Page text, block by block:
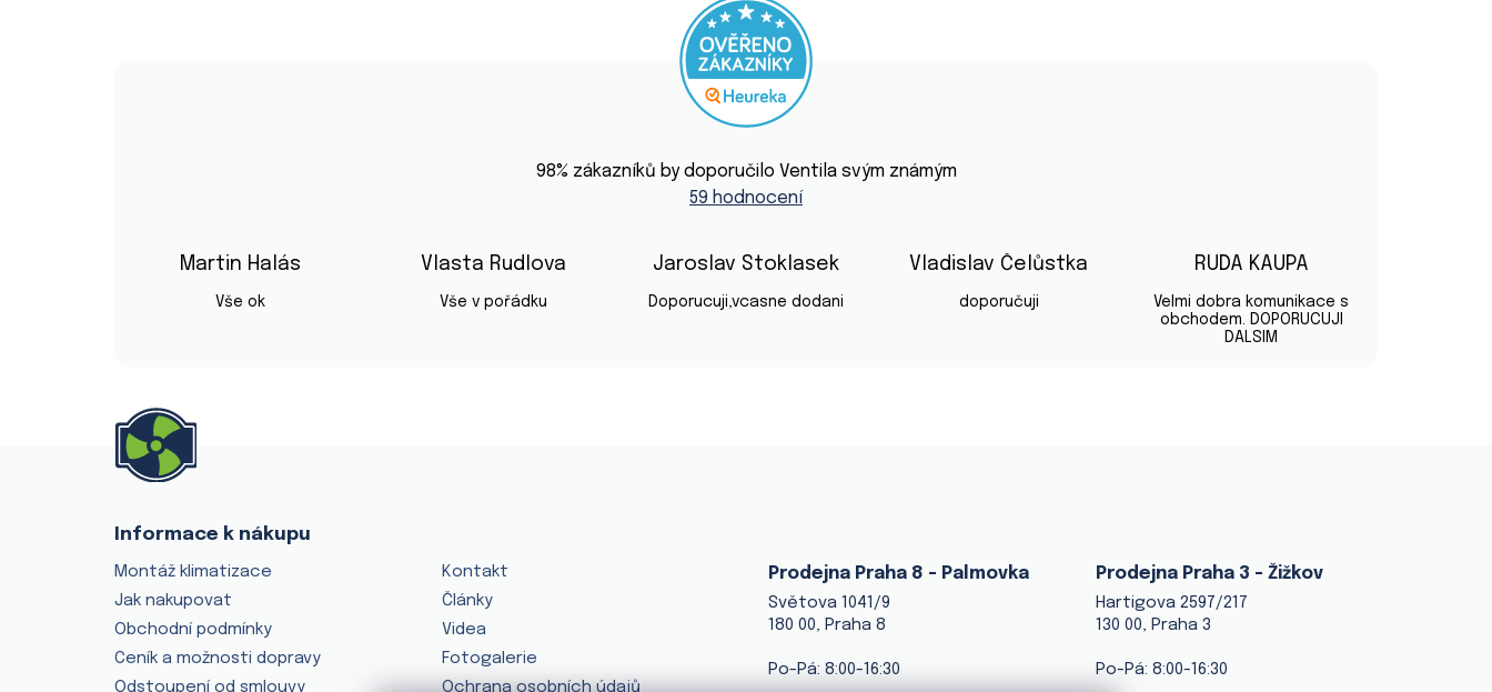
hodnocení
obchodu
je
5
hvězdiček.
98% zákazníků by doporučilo Ventila svým známým
59 hodnocení
Martin Halás
Vše ok
Vlasta Rudlova
Vše v pořádku
Jaroslav Stoklasek
Doporucuji,vcasne dodani
Vladislav Čelůstka
doporučuji
RUDA KAUPA
Velmi dobra komunikace s
obchodem. DOPORUCUJI
DALSIM
Informace k nákupu
Montáž klimatizace
Jak nakupovat
Obchodní podmínky
Ceník a možnosti dopravy
Odstoupení od smlouvy
Kontakt
Články
Videa
Fotogalerie
Ochrana osobních údajů
Prodejna Praha 8 - Palmovka
Světova 1041/9
180 00, Praha 8
Po-Pá: 8:00-16:30
Prodejna Praha 3 - Žižkov
Hartigova 2597/217
130 00, Praha 3
Po-Pá: 8:00-16:30